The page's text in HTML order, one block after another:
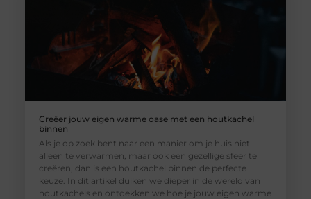
Creëer jouw eigen warme oase met een houtkachel
binnen
Als je op zoek bent naar een manier om je huis niet
alleen te verwarmen, maar ook een gezellige sfeer te
creëren, dan is een houtkachel binnen de perfecte
keuze. In dit artikel duiken we dieper in de wereld van
houtkachels en ontdekken we hoe je jouw eigen warme